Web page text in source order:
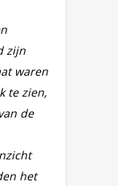
zijn
waren
te zien,
de
het